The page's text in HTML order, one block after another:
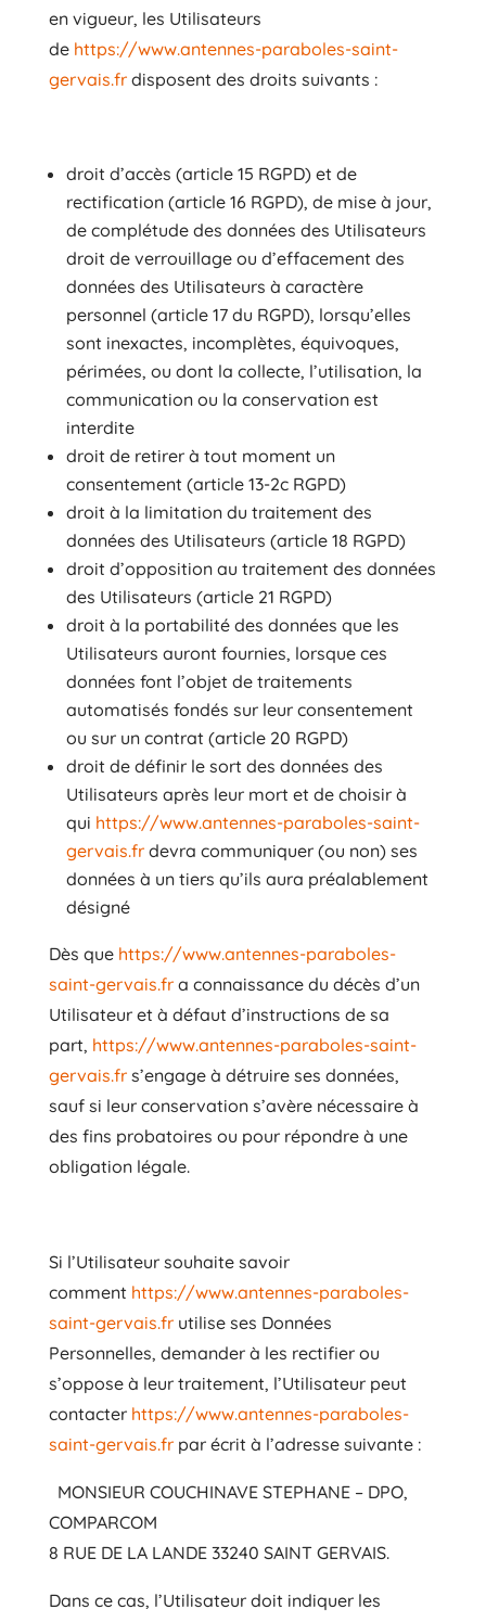
en vigueur, les Utilisateurs
de https://www.antennes-paraboles-saint-
gervais.fr disposent des droits suivants :
droit d’accès (article 15 RGPD) et de
rectification (article 16 RGPD), de mise à jour,
de complétude des données des Utilisateurs
droit de verrouillage ou d’effacement des
données des Utilisateurs à caractère
personnel (article 17 du RGPD), lorsqu’elles
sont inexactes, incomplètes, équivoques,
périmées, ou dont la collecte, l’utilisation, la
communication ou la conservation est
interdite
droit de retirer à tout moment un
consentement (article 13-2c RGPD)
droit à la limitation du traitement des
données des Utilisateurs (article 18 RGPD)
droit d’opposition au traitement des données
des Utilisateurs (article 21 RGPD)
droit à la portabilité des données que les
Utilisateurs auront fournies, lorsque ces
données font l’objet de traitements
automatisés fondés sur leur consentement
ou sur un contrat (article 20 RGPD)
droit de définir le sort des données des
Utilisateurs après leur mort et de choisir à
qui https://www.antennes-paraboles-saint-
gervais.fr devra communiquer (ou non) ses
données à un tiers qu’ils aura préalablement
désigné
Dès que https://www.antennes-paraboles-
saint-gervais.fr a connaissance du décès d’un
Utilisateur et à défaut d’instructions de sa
part, https://www.antennes-paraboles-saint-
gervais.fr s’engage à détruire ses données,
sauf si leur conservation s’avère nécessaire à
des fins probatoires ou pour répondre à une
obligation légale.
Si l’Utilisateur souhaite savoir
comment https://www.antennes-paraboles-
saint-gervais.fr utilise ses Données
Personnelles, demander à les rectifier ou
s’oppose à leur traitement, l’Utilisateur peut
contacter https://www.antennes-paraboles-
saint-gervais.fr par écrit à l’adresse suivante :
MONSIEUR COUCHINAVE STEPHANE – DPO,
COMPARCOM
8 RUE DE LA LANDE 33240 SAINT GERVAIS.
Dans ce cas, l’Utilisateur doit indiquer les